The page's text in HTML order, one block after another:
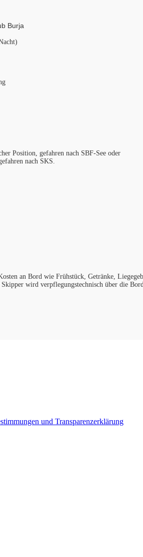
Burja
Position, gefahren nach SBF-See oder
nach SKS.
an Bord wie Frühstück, Getränke,
wird verpflegungstechnisch über die
und Transparenzerklärung